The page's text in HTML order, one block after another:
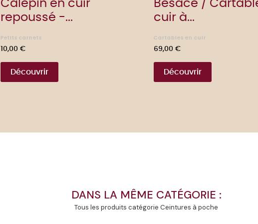
Calepin en cuir
repoussé -...
Petits carnets
Prix
10,00 €
Découvrir
Besace /
cuir à...
Cartables en cuir
Prix
69,00 €
Découvrir
DANS LA MÊME CATÉGORIE :
Tous les produits catégorie Ceintures à poche